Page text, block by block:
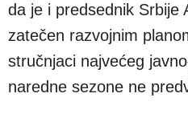
da je i predsednik Srbije
zatečen razvojnim
stručnjaci najvećeg
naredne sezone ne